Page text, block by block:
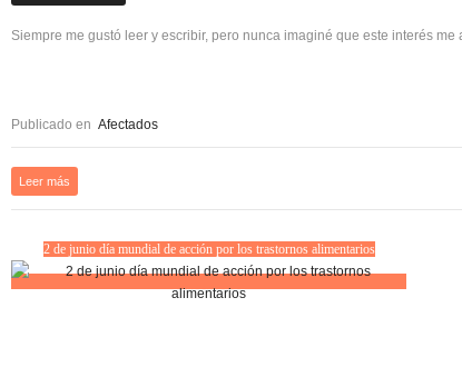
Siempre me gustó leer y escribir, pero nunca imaginé que este interés
Publicado en Afectados
Leer más
2 de junio día mundial de acción por los trastornos alimentarios